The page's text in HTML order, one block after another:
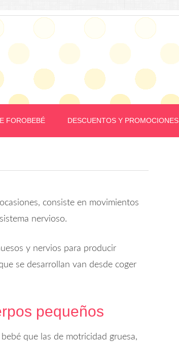
FOROBEBÉ DESCUENTOS Y PROMOCIONES
consiste en movimientos
nervioso.
y nervios para producir
se desarrollan van desde coger
pequeños
que las de motricidad gruesa,